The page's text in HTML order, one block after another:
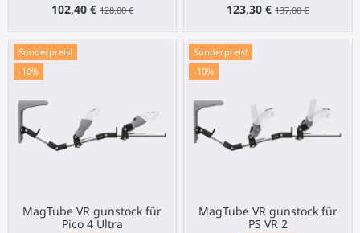
102,40 € 128,00 € 123,30 €137,00 €
Sonderpreis!
-10%
MagTube VR gunstock für
Pico 4 Ultra
Sonderpreis!
-10%
MagTube VR gunstock für
PS VR 2